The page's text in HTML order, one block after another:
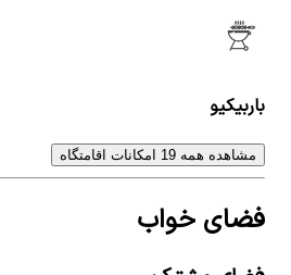
باربیکیو
مشاهده همه 19 امکانات اقامتگاه
فضای خواب